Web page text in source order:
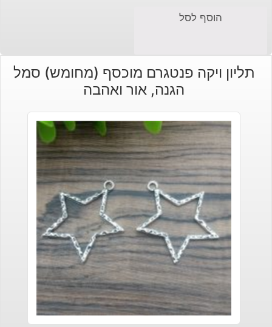
הוסף לסל
תליון ויקה פנטגרם מוכסף (מחומש) סמל
הגנה, אור ואהבה